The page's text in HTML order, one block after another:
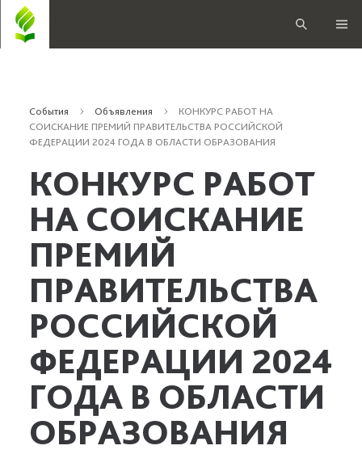
События Объявления
КОНКУРС РАБОТ НА
СОИСКАНИЕ ПРЕМИЙ ПРАВИТЕЛЬСТВА РОССИЙСКОЙ
ФЕДЕРАЦИИ 2024 ГОДА В ОБЛАСТИ ОБРАЗОВАНИЯ
КОНКУРС РАБОТ
НА СОИСКАНИЕ
ПРЕМИЙ
ПРАВИТЕЛЬСТВА
РОССИЙСКОЙ
ФЕДЕРАЦИИ 2024
ГОДА В ОБЛАСТИ
ОБРАЗОВАНИЯ